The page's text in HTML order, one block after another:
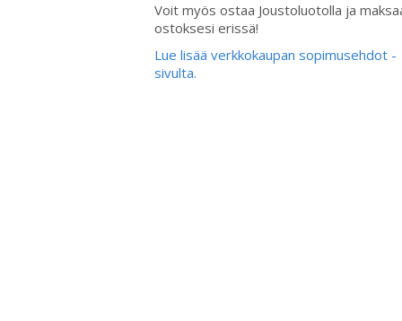
Voit myös ostaa Joustoluotolla ja
ostoksesi erissä!
Lue lisää verkkokaupan sopimusehdot -
sivulta.